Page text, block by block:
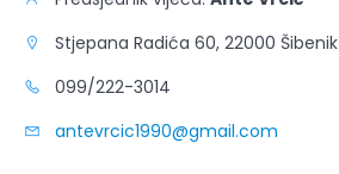
Stjepana Radića 60, 22000 Šibenik
099/222-3014
antevrcic1990@gmail.com